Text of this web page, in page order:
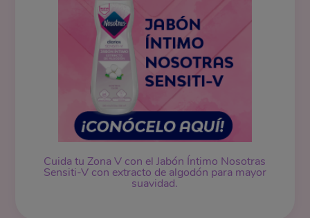
Cuida tu Zona V con el Jabón Íntimo Nosotras
Sensiti-V con extracto de algodón para mayor
suavidad.